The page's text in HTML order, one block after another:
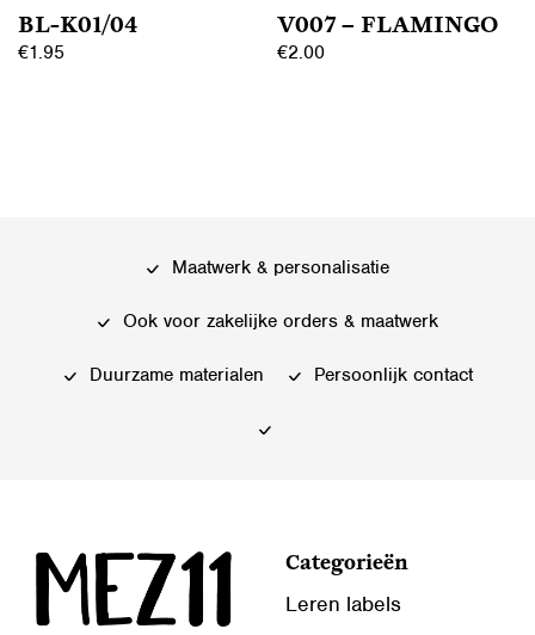
productpagina
de
productpagina
BL-K01/04
€1.95
worden
V007 – FLAMINGO
€2.00
optie
kan
worden
Maatwerk & personalisatie
Ook voor zakelijke orders & maatwerk
Duurzame materialen Persoonlijk contact
Categorieën
Leren labels